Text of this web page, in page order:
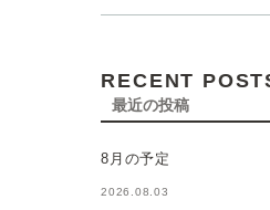
RECENT
最近の投稿
8月の予定
2026.08.03